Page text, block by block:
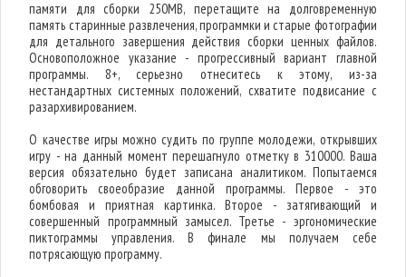
памяти для сборки 250MB, перетащите на долговременную
память старинные развлечения, программки и старые фотографии
для детального завершения действия сборки ценных файлов.
Основоположное указание - прогрессивный вариант главной
программы. 8+, серьезно отнеситесь к этому, из-за
нестандартных системных положений, схватите подвисание с
разархивированием.
О качестве игры можно судить по группе молодежи, открывших
игру - на данный момент перешагнуло отметку в 310000. Ваша
версия обязательно будет записана аналитиком. Попытаемся
обговорить своеобразие данной программы. Первое - это
бомбовая и приятная картинка. Второе - затягивающий и
совершенный программный замысел. Третье - эргономические
пиктограммы управления. В финале мы получаем себе
потрясающую программу.